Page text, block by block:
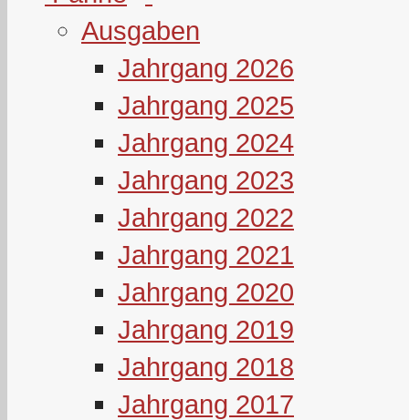
Ausgaben
Jahrgang 2026
Jahrgang 2025
Jahrgang 2024
Jahrgang 2023
Jahrgang 2022
Jahrgang 2021
Jahrgang 2020
Jahrgang 2019
Jahrgang 2018
Jahrgang 2017